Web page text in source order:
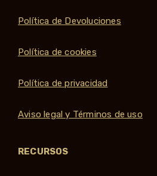
Política de Devoluciones
Política de cookies
Política de privacidad
Aviso legal y Términos de uso
RECURSOS